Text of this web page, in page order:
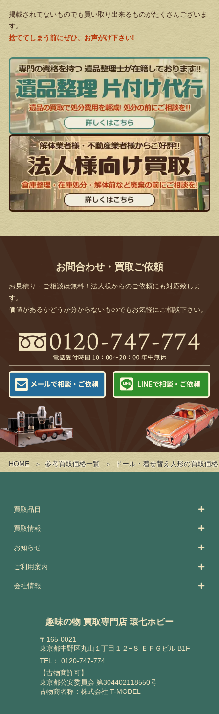
HOME 参考買取価格一覧 ドール・着せ替え人形の買取価格
掲載されてないものでも買い取り出来るものがたくさんございま
す。
捨ててしまう前にぜひ、お声がけ下さい!
お問合わせ・買取ご依頼
お見積り・ご相談は無料！法人様からのご依頼にも対応致しま
す。
価値があるかどうか分からないものでもお気軽にご相談下さい。
買取品目
買取情報
お知らせ
ご利用案内
会社情報
趣味の物 買取専門店 環七ホビー
〒165-0021
東京都中野区丸山１丁目１２−８ ＥＦＧビル B1F
TEL： 0120-747-774
【古物商許可】
東京都公安委員会 第304402118550号
古物商名称：株式会社 T-MODEL